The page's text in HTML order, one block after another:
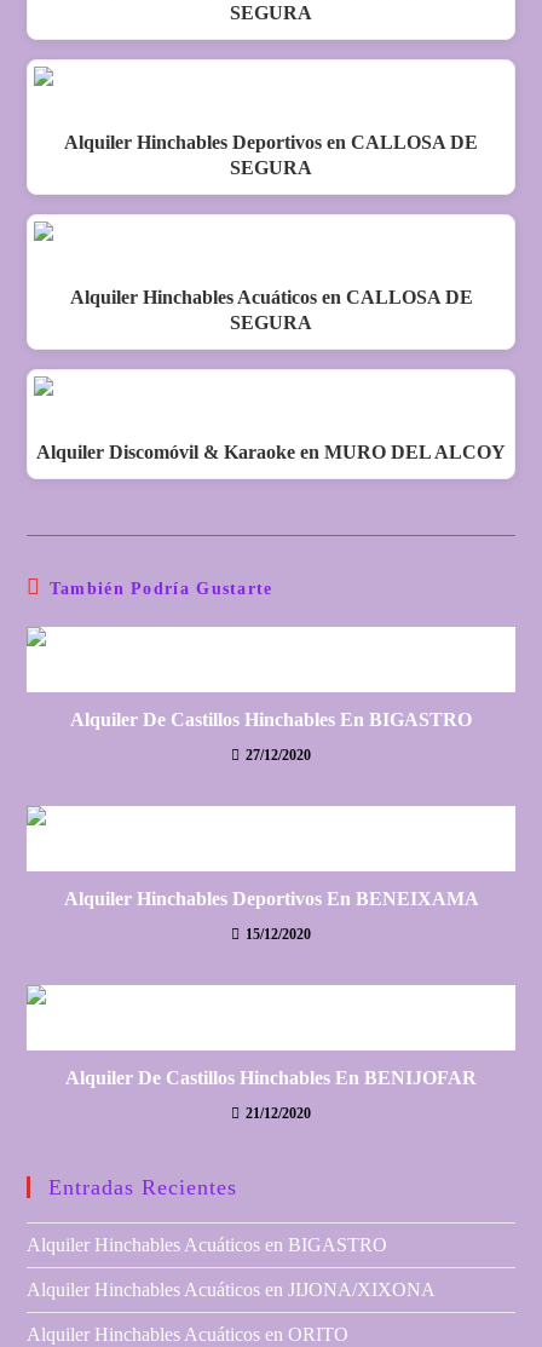
SEGURA
Alquiler Hinchables Deportivos en CALLOSA DE
SEGURA
Alquiler Hinchables Acuáticos en CALLOSA DE
SEGURA
Alquiler Discomóvil & Karaoke en MURO DEL ALCOY
También Podría Gustarte
Alquiler De Castillos Hinchables En BIGASTRO
27/12/2020
Alquiler Hinchables Deportivos En BENEIXAMA
15/12/2020
Alquiler De Castillos Hinchables En BENIJOFAR
21/12/2020
Entradas Recientes
Alquiler Hinchables Acuáticos en BIGASTRO
Alquiler Hinchables Acuáticos en JIJONA/XIXONA
Alquiler Hinchables Acuáticos en ORITO